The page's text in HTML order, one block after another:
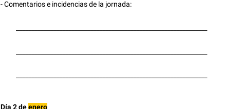
- Comentarios e incidencias de la jornada:
Día 2 deenero